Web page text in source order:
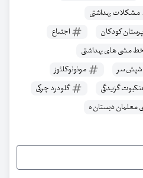
مشکلات بهداشتی
کودکان
اجتماع
مشی های بهداشتی
شپش سر
مونونوکلئوز
گزیدگی
گلودرد چرکی
معلمان دبستان ه